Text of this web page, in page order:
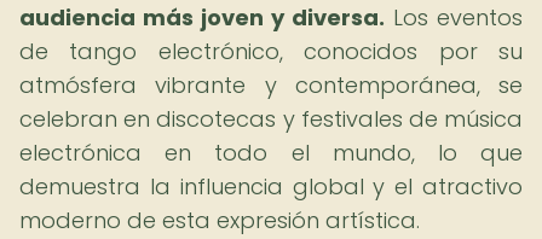
audiencia más joven y diversa. Los eventos
de tango electrónico, conocidos por su
atmósfera vibrante y contemporánea, se
celebran en discotecas y festivales de música
electrónica en todo el mundo, lo que
demuestra la influencia global y el atractivo
moderno de esta expresión artística.